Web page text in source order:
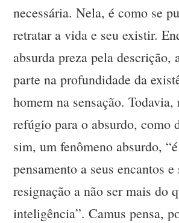
necessária. Nela, é como se
retratar a vida e seu existir.
absurda preza pela descrição,
parte na profundidade da
homem na sensação.
refúgio para o absurdo, como
sim, um fenômeno absurdo,
pensamento a seus encantos e
resignação a não ser mais do
inteligência”. Camus pensa,